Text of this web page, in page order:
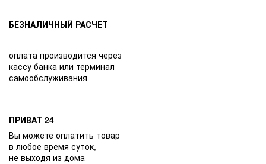
БЕЗНАЛИЧНЫЙ РАСЧЕТ
оплата производится через
кассу банка или терминал
самообслуживания
ПРИВАТ 24
Вы можете оплатить товар
в любое время суток,
не выходя из дома